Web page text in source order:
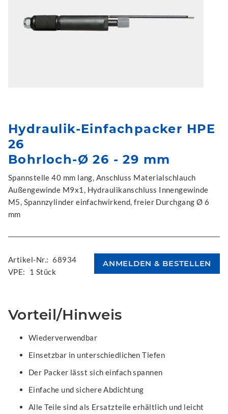
Hydraulik-Einfachpacker HPE
26
Bohrloch-Ø 26 - 29 mm
Spannstelle 40 mm lang, Anschluss Materialschlauch
Außengewinde M9x1, Hydraulikanschluss Innengewinde
M5, Spannzylinder einfachwirkend, freier Durchgang Ø 6
mm
Artikel-Nr.: 68934
VPE:
1 Stück
Vorteil/Hinweis
Wiederverwendbar
Einsetzbar in unterschiedlichen Tiefen
Der Packer lässt sich einfach spannen
Einfache und sichere Abdichtung
Alle Teile sind als Ersatzteile erhältlich und leicht